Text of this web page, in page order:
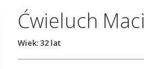
Ćwieluch
Wiek: 32 lat